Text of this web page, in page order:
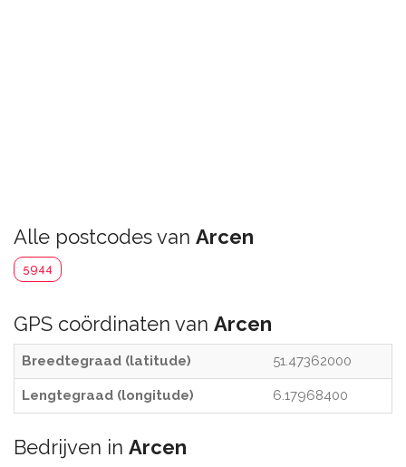
Alle postcodes van Arcen
5944
GPS coördinaten van Arcen
Breedtegraad (latitude) 51.47362000
Lengtegraad (longitude) 6.17968400
Bedrijven in Arcen